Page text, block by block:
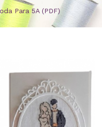
Para 5A (PDF)